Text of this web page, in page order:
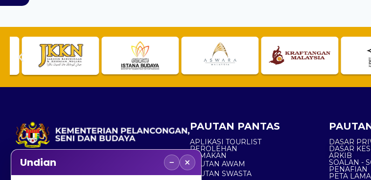
No. 2, Menara 1, Jalan P5/6, Presint 5,
PAUTAN PANTAS
APLIKASI TOURLIST
PEROLEHAN
SEMAKAN
PAUTAN AWAM
PAUTAN SWASTA
DASAR
DASAR
ARKIB
SOALAN -
PENAFIAN
PETA
Undian − ×